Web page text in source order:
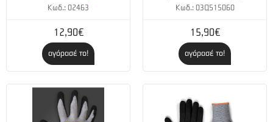
Κωδ.: 02463
12,90€
αγόρασέ το!
Κωδ.: 03Q515060
15,90€
αγόρασέ το!